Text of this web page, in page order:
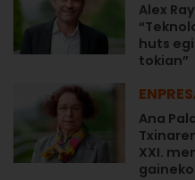
Alex
huts
tokian”
Ana
XXI.